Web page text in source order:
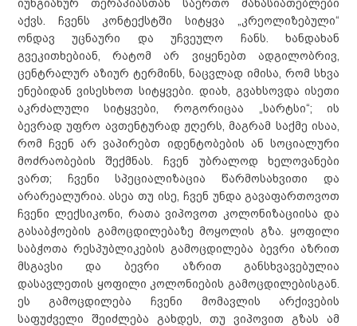
იუნგიანურ თერაპიასთან საერთო მახასიათებლები
აქვს. ჩვენს კონტექსტში სიტყვა „კრეოლიზებული“
ონდავ უცნაური და უჩვეულო ჩანს. ხანდახან
გვეკითხებიან, რატომ არ ვიყენებთ ადგილობრივ,
ცენტრალურ აზიურ ტერმინს, ნაცვლად იმისა, რომ სხვა
ენებიდან ვისესხოთ სიტყვები. დიახ, გვახსოვდა ისეთი
აკრძალული სიტყვები, როგორიცაა „სარტსი“; ის
ბევრად უფრო ავთენტურად ჟღერს, მაგრამ საქმე ისაა,
რომ ჩვენ არ ვაპირებთ იდენტობების ან სოციალური
მოძრაობების შექმნას. ჩვენ უბრალოდ ხელოვანები
ვართ; ჩვენი სპეციალიზაცია წარმოსახვითი და
არარეალურია. ასეა თუ ისე, ჩვენ უნდა გავაფართოვოთ
ჩვენი ლექსიკონი, რათა ვიპოვოთ კოლონიზაციისა და
გასაბჭოების გამოცდილებაზე მოყოლის გზა. ყოფილი
საბჭოთა რესპუბლიკების გამოცდილება ბევრი აზრით
მსგავსი და ბევრი აზრით განსხვავებულია
დასავლეთის ყოფილი კოლონიების გამოცდილებისგან.
ეს გამოცდილება ჩვენი მომავლის არქივების
საფუძველი შეიძლება გახდეს, თუ ვიპოვით გზას ამ